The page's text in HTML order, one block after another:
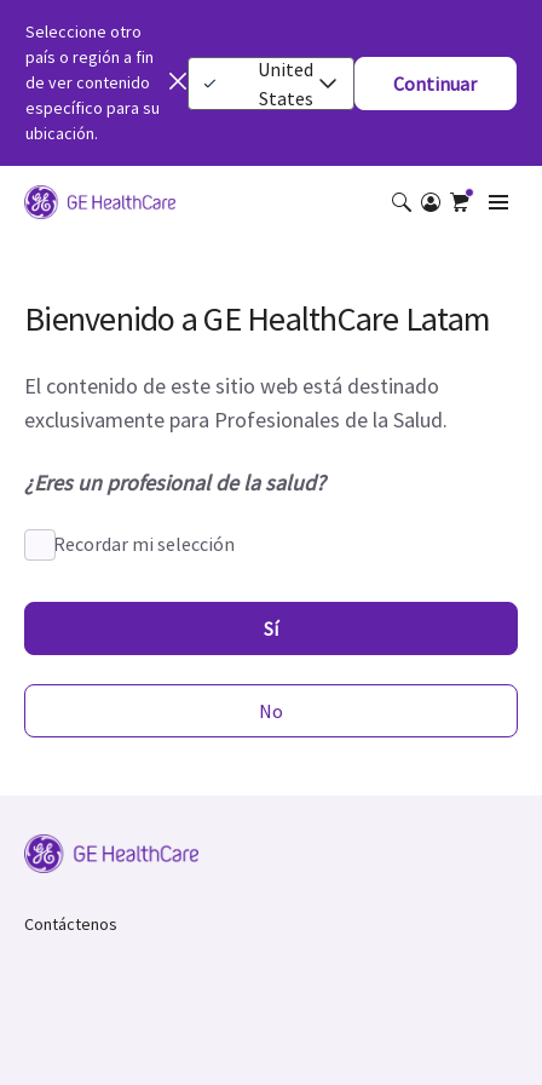
Seleccione otro
país o región a fin
de ver contenido
específico para su
ubicación.
United
States
Continuar
Bienvenido a GE HealthCare Latam
El contenido de este sitio web está destinado
exclusivamente para Profesionales de la Salud.
¿Eres un profesional de la salud?
Recordar mi selección
Sí
No
Contáctenos